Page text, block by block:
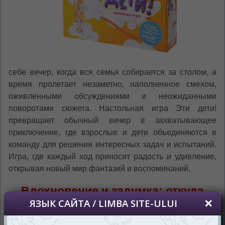
себе вечер, когда вся семья собирается за столом, а
время пролетает незаметно, наполненное смехом,
оживленными обсуждениями и неожиданными
поворотами сюжета. Настольная игра Эти дети!
превращает обычный вечер в захватывающее
приключение, где взрослые и дети объединяются в
команду для решения интересных задач и испытаний.
Игра, где каждый ход приносит радость и удивление,
открывая новый мир фантазий и воспоминаний.
Вдохновение и задумка: откуда
появилась идея